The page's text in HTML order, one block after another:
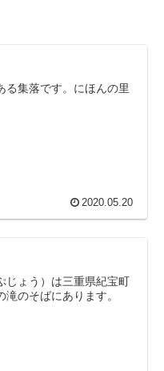
る集落です。にほんの里
2020.05.20
じょう）は三重県紀宝町
のそばにあります。